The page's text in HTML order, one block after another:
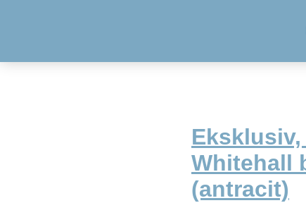
Whitehall
(antracit)